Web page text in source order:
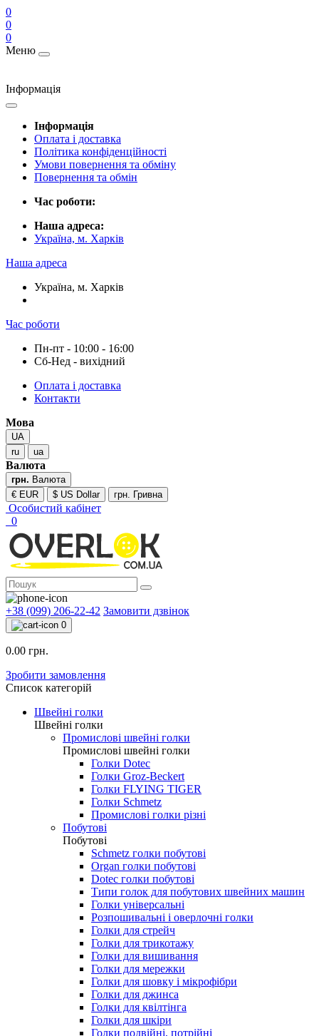
0
0
0
Меню
Інформація
Інформація
Оплата і доставка
Політика конфіденційності
Умови повернення та обміну
Повернення та обмін
Час роботи:
Наша адреса:
Україна, м. Харків
Наша адреса
Україна, м. Харків
Час роботи
Пн-пт - 10:00 - 16:00
Сб-Нед - вихідний
Оплата і доставка
Контакти
Мова
UA
ru
ua
Валюта
грн. Валюта
€ EUR
$ US Dollar грн. Гривна
Особистий кабінет
0
+38 (099) 206-22-42 Замовити дзвінок
0
0.00 грн.
Зробити замовлення
Список категорій
Швейні голки
Швейні голки
Промислові швейні голки
Промислові швейні голки
Голки Dotec
Голки Groz-Beckert
Голки FLYING TIGER
Голки Schmetz
Промислові голки різні
Побутові
Побутові
Schmetz голки побутові
Organ голки побутові
Dotec голки побутові
Типи голок для побутових швейних машин
Голки універсальні
Розпошивальні і оверлочні голки
Голки для стрейч
Голки для трикотажу
Голки для вишивання
Голки для мережки
Голки для шовку і мікрофібри
Голки для джинса
Голки для квілтінга
Голки для шкіри
Голки подвійні, потрійні